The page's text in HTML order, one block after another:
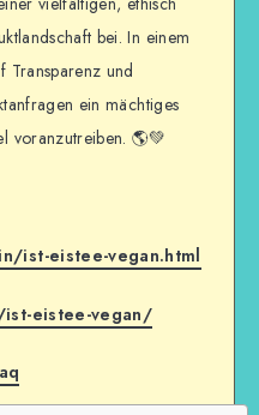
bei. In einem
Transparenz und
ein mächtiges
voranzutreiben. 🌎💚
ist-eistee-vegan.html
eistee-vegan/